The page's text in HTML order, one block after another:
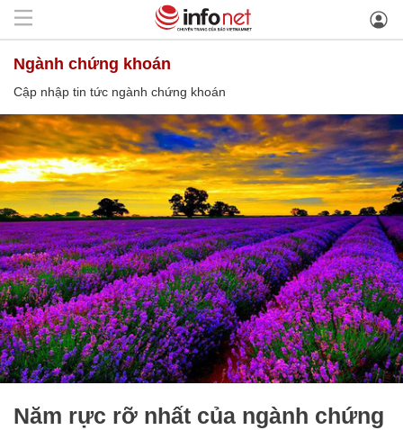
ngành chứng khoán
Cập nhập tin tức ngành chứng khoán
Năm rực rỡ nhất của ngành chứng